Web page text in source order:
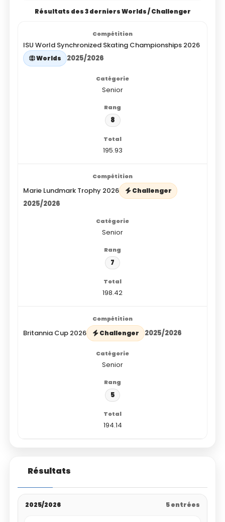
Résultats des 3 derniers Worlds / Challenger
ISU World Synchronized Skating Championships 2026
Worlds 2025/2026
Senior
8
195.93
Marie Lundmark Trophy 2026 Challenger
2025/2026
Senior
7
198.42
Britannia Cup 2026 Challenger 2025/2026
Senior
5
194.14
Résultats
2025/2026 5 entrées